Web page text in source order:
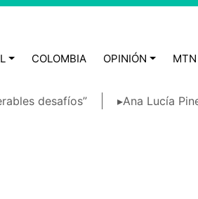
COLOMBIA OPINIÓN MTN
desafíos”
▸Ana Lucía